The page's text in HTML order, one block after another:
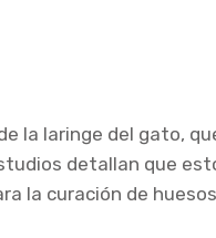
la laringe del gato,
detallan que
la curación de